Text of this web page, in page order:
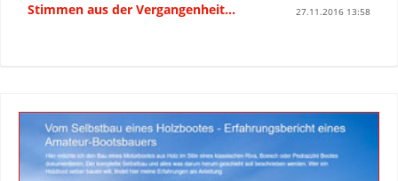
Stimmen aus der Vergangenheit... 27.11.2016 13:58